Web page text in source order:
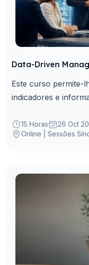
Data-Driven
Este curso permite-
indicadores e
evidências.
15 Horas 26 Oct
Online | Sessões